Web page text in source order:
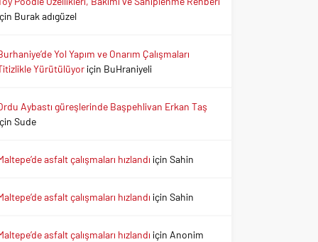
Burak adıgüzel
Yol Yapım ve Onarım Çalışmaları
Yürütülüyoriçin BuHraniyeli
Aybastı güreşlerinde Başpehlivan Erkan Taş
Sude
asfalt çalışmaları hızlandı içinSahin
asfalt çalışmaları hızlandı içinSahin
asfalt çalışmaları hızlandı için Anonim